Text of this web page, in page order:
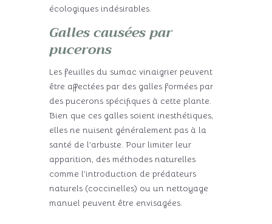
écologiques indésirables.
Galles causées par
pucerons
Les feuilles du sumac vinaigrier peuvent
être affectées par des galles formées par
des pucerons spécifiques à cette plante.
Bien que ces galles soient inesthétiques,
elles ne nuisent généralement pas à la
santé de l’arbuste. Pour limiter leur
apparition, des méthodes naturelles
comme l’introduction de prédateurs
naturels (coccinelles) ou un nettoyage
manuel peuvent être envisagées.